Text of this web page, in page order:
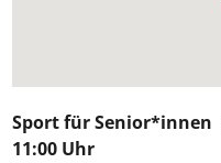
Sport für Senior*innen
11:00 Uhr